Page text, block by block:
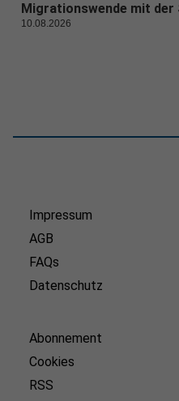
Migrationswende mit der
10.08.2026
Impressum
AGB
FAQs
Datenschutz
Abonnement
Cookies
RSS